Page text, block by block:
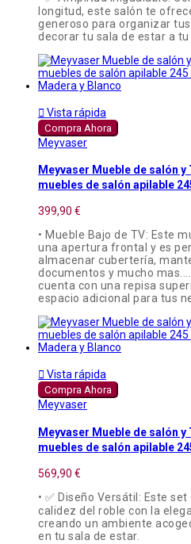
longitud, este salón te
generoso para organizar
decorar tu sala de estar a tu
 Vista rápida
Compra Ahora
Meyvaser
Meyvaser Mueble de salón y
muebles de salón apilable
399,90 €
• Mueble Bajo de TV: Este
una apertura frontal y es
almacenar cubertería,
documentos y mucho
cuenta con una repisa
espacio adicional para tus
 Vista rápida
Compra Ahora
Meyvaser
Meyvaser Mueble de salón y
muebles de salón apilable
569,90 €
• ✅ Diseño Versátil: Este
calidez del roble con la
creando un ambiente
en tu sala de estar.